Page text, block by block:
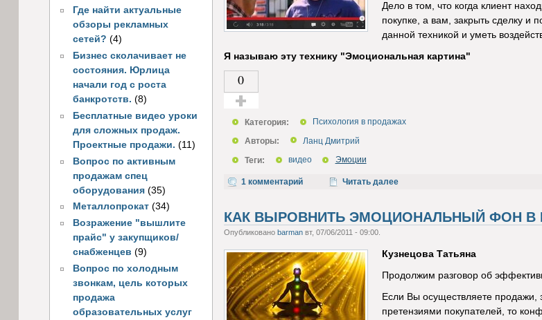
Где найти актуальные
обзоры рекламных
сетей? (4)
Бизнес сколачивает не
состояния. Юрлица
начали год с роста
банкротств. (8)
Бесплатные видео уроки
для сложных продаж.
Проектные продажи. (11)
Вопрос по активным
продажам спец
оборудования (35)
Металлопрокат (34)
Возражение "вышлите
прайс" у закупщиков/
снабженцев (9)
Вопрос по холодным
звонкам, цель которых
продажа
образовательных услуг
Дело в том, что когда клиент
покупке, а вам, закрыть сделку и
данной техникой и уметь
Я называю эту технику "Эмоциональная картина"
0
Категория:
Психология в продажах
Авторы:
Ланц Дмитрий
Теги:
видео Эмоции
1 комментарий Читать далее
КАК ВЫРОВНИТЬ ЭМОЦИОНАЛЬНЫЙ ФОН В
Опубликовано barmanвт, 07/06/2011 - 09:00.
Кузнецова Татьяна
Продолжим разговор об
Если Вы осуществляете продажи,
претензиями покупателей, то